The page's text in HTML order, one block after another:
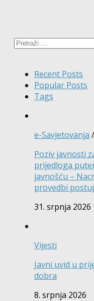
Pretraži:
Recent Posts
Popular Posts
Tags
e-Savjetovanja /
Poziv javnosti
prijedloga
javnošću –
provedbi
31. srpnja 2026
Vijesti
Javni uvid u
dobra
8. srpnja 2026